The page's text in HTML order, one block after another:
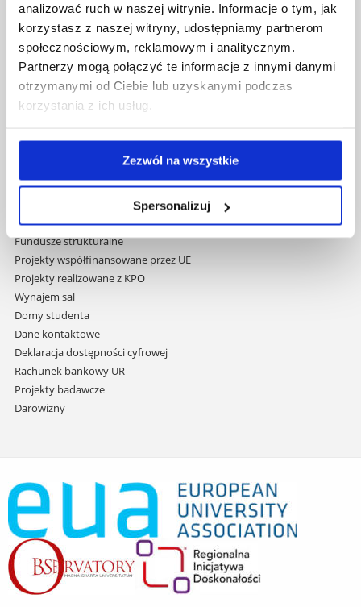
analizować ruch w naszej witrynie. Informacje o tym, jak
korzystasz z naszej witryny, udostępniamy partnerom
społecznościowym, reklamowym i analitycznym.
Partnerzy mogą połączyć te informacje z innymi danymi
otrzymanymi od Ciebie lub uzyskanymi podczas
korzystania z ich usług.
Zezwól na wszystkie
Spersonalizuj
Uniwersytet Rzeszowski
Al. Tadeusza Rejtana 16C
35-959 Rzeszów
Pomiń
nawigację
przejdź
treści
Polityka prywatności
Mapa serwisu
Studia podyplomowe
Zamówienia publiczne
Fundusze strukturalne
Projekty współfinansowane przez UE
Projekty realizowane z KPO
Wynajem sal
Domy studenta
Dane kontaktowe
Deklaracja dostępności cyfrowej
Rachunek bankowy UR
Projekty badawcze
Darowizny